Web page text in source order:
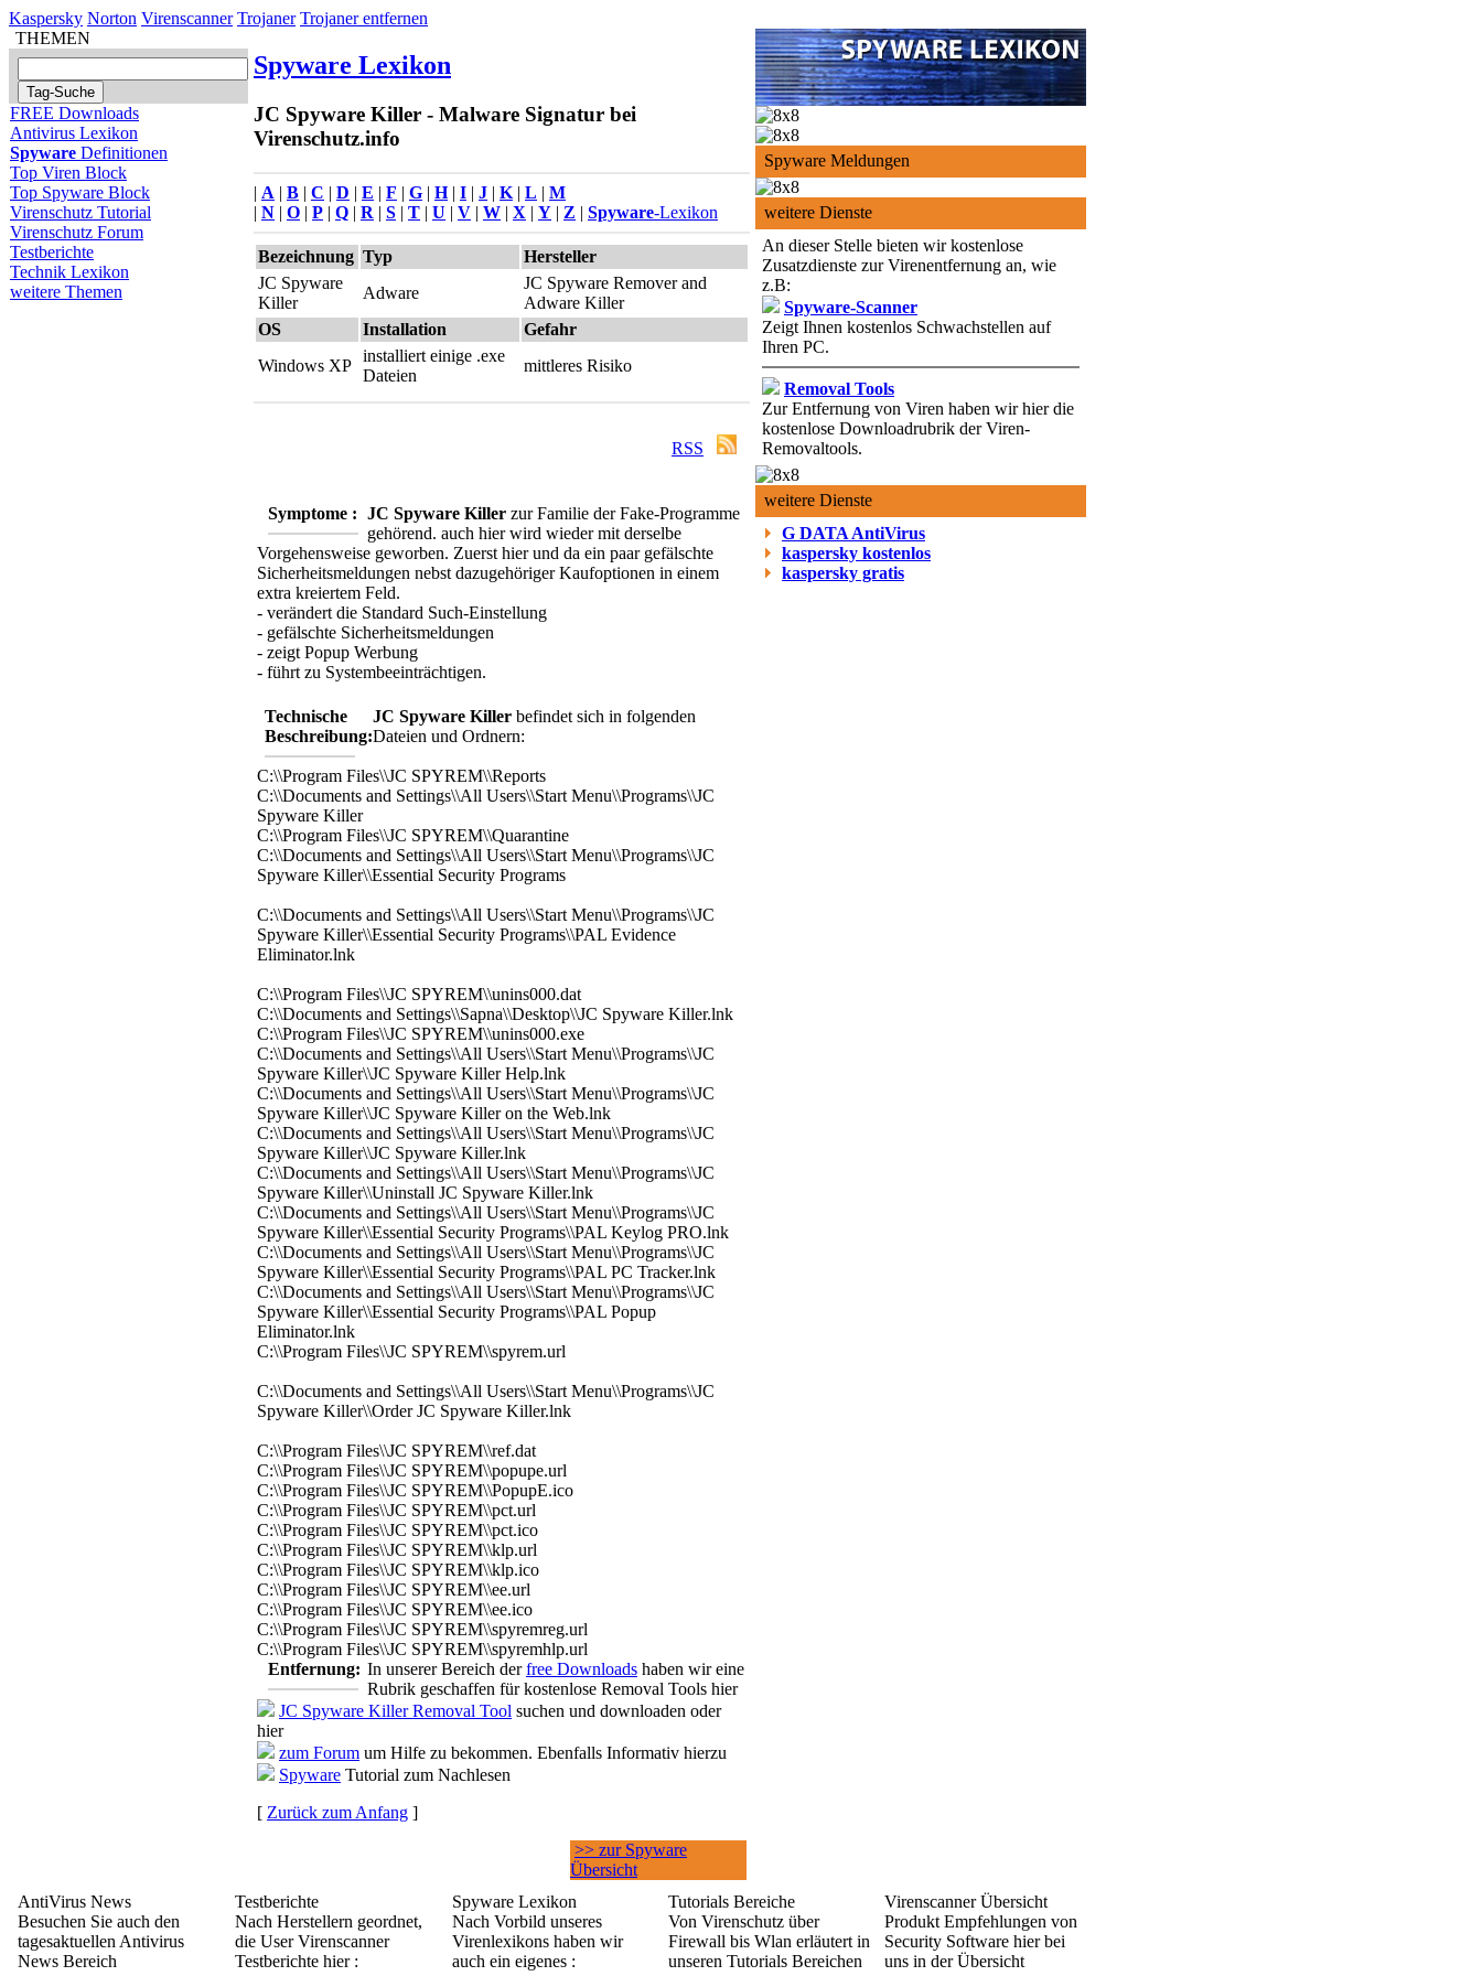
Kaspersky Norton Virenscanner Trojaner Trojaner entfernen
THEMEN
FREE Downloads
Antivirus Lexikon
Spyware Definitionen
Top Viren Block
Top Spyware Block
Virenschutz Tutorial
Virenschutz Forum
Testberichte
Technik Lexikon
weitere Themen
Spyware Lexikon
JC Spyware Killer - Malware Signatur bei
Virenschutz.info
| A | B | C | D | E | F | G | H| I | J | K | L | M
| N | O | P | Q | R | S | T | U | V | W | X | Y | Z | Spyware-Lexikon
Bezeichnung Typ
Hersteller
JC Spyware
Killer
Adware
JC Spyware Remover and
Adware Killer
OS
Installation
Gefahr
Windows XP
installiert einige .exe
Dateien
mittleres Risiko
RSS
Symptome : JC Spyware Killer zur Familie der Fake-Programme
gehörend. auch hier wird wieder mit derselbe
Vorgehensweise geworben. Zuerst hier und da ein paar gefälschte
Sicherheitsmeldungen nebst dazugehöriger Kaufoptionen in einem
extra kreiertem Feld.
- verändert die Standard Such-Einstellung
- gefälschte Sicherheitsmeldungen
- zeigt Popup Werbung
- führt zu Systembeeinträchtigen.
Technische
Beschreibung:
JC Spyware Killer befindet sich in folgenden
Dateien und Ordnern:
C:\\Program Files\\JC SPYREM\\Reports
C:\\Documents and Settings\\All Users\\Start Menu\\Programs\\JC
Spyware Killer
C:\\Program Files\\JC SPYREM\\Quarantine
C:\\Documents and Settings\\All Users\\Start Menu\\Programs\\JC
Spyware Killer\\Essential Security Programs
C:\\Documents and Settings\\All Users\\Start Menu\\Programs\\JC
Spyware Killer\\Essential Security Programs\\PAL Evidence
Eliminator.lnk
C:\\Program Files\\JC SPYREM\\unins000.dat
C:\\Documents and Settings\\Sapna\\Desktop\\JC Spyware Killer.lnk
C:\\Program Files\\JC SPYREM\\unins000.exe
C:\\Documents and Settings\\All Users\\Start Menu\\Programs\\JC
Spyware Killer\\JC Spyware Killer Help.lnk
C:\\Documents and Settings\\All Users\\Start Menu\\Programs\\JC
Spyware Killer\\JC Spyware Killer on the Web.lnk
C:\\Documents and Settings\\All Users\\Start Menu\\Programs\\JC
Spyware Killer\\JC Spyware Killer.lnk
C:\\Documents and Settings\\All Users\\Start Menu\\Programs\\JC
Spyware Killer\\Uninstall JC Spyware Killer.lnk
C:\\Documents and Settings\\All Users\\Start Menu\\Programs\\JC
Spyware Killer\\Essential Security Programs\\PAL Keylog PRO.lnk
C:\\Documents and Settings\\All Users\\Start Menu\\Programs\\JC
Spyware Killer\\Essential Security Programs\\PAL PC Tracker.lnk
C:\\Documents and Settings\\All Users\\Start Menu\\Programs\\JC
Spyware Killer\\Essential Security Programs\\PAL Popup
Eliminator.lnk
C:\\Program Files\\JC SPYREM\\spyrem.url
C:\\Documents and Settings\\All Users\\Start Menu\\Programs\\JC
Spyware Killer\\Order JC Spyware Killer.lnk
C:\\Program Files\\JC SPYREM\\ref.dat
C:\\Program Files\\JC SPYREM\\popupe.url
C:\\Program Files\\JC SPYREM\\PopupE.ico
C:\\Program Files\\JC SPYREM\\pct.url
C:\\Program Files\\JC SPYREM\\pct.ico
C:\\Program Files\\JC SPYREM\\klp.url
C:\\Program Files\\JC SPYREM\\klp.ico
C:\\Program Files\\JC SPYREM\\ee.url
C:\\Program Files\\JC SPYREM\\ee.ico
C:\\Program Files\\JC SPYREM\\spyremreg.url
C:\\Program Files\\JC SPYREM\\spyremhlp.url
Entfernung: In unserer Bereich derfree Downloads haben wir eine
Rubrik geschaffen für kostenlose Removal Tools hier
JC Spyware Killer Removal Tool suchen und downloaden oder
hier
zum Forum um Hilfe zu bekommen. Ebenfalls Informativ hierzu
Spyware Tutorial zum Nachlesen
[ Zurück zum Anfang ]
>> zur Spyware
Übersicht
Spyware Meldungen
weitere Dienste
An dieser Stelle bieten wir kostenlose
Zusatzdienste zur Virenentfernung an, wie
z.B:
Spyware-Scanner
Zeigt Ihnen kostenlos Schwachstellen auf
Ihren PC.
Removal Tools
Zur Entfernung von Viren haben wir hier die
kostenlose Downloadrubrik der Viren-
Removaltools.
weitere Dienste
G DATA AntiVirus
kaspersky kostenlos
kaspersky gratis
AntiVirus News
Besuchen Sie auch den
tagesaktuellen Antivirus
News Bereich
Testberichte
Nach Herstellern geordnet,
die User Virenscanner
Testberichte hier :
Spyware Lexikon
Nach Vorbild unseres
Virenlexikons haben wir
auch ein eigenes :
Tutorials Bereiche
Von Virenschutz über
Firewall bis Wlan erläutert in
unseren Tutorials Bereichen
Virenscanner Übersicht
Produkt Empfehlungen von
Security Software hier bei
uns in der Übersicht